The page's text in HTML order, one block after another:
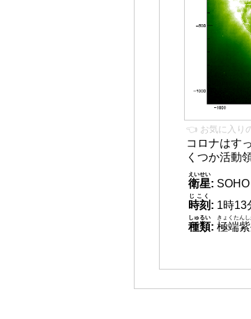
👈 お気に入り
コロナはす
くつか活動
衛星
えいせい
: SOHO
時刻
じこく
: 1時13
種類
しゅるい
: 極端
きょくたん